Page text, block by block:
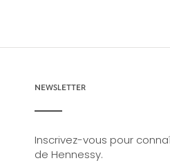
NEWSLETTER
Inscrivez-vous pour
de Hennessy.